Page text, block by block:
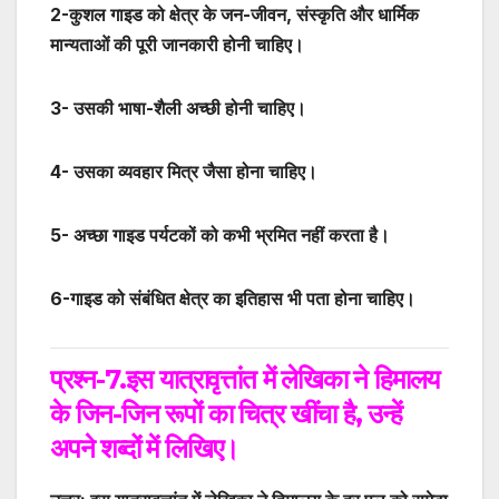
2-कुशल गाइड को क्षेत्र के जन-जीवन, संस्कृति और धार्मिक
मान्यताओं की पूरी जानकारी होनी चाहिए।
3- उसकी भाषा-शैली अच्छी होनी चाहिए।
4- उसका व्यवहार मित्र जैसा होना चाहिए।
5- अच्छा गाइड पर्यटकों को कभी भ्रमित नहीं करता है।
6-गाइड को संबंधित क्षेत्र का इतिहास भी पता होना चाहिए।
प्रश्न-7.इस यात्रावृत्तांत में लेखिका ने हिमालय
के जिन-जिन रूपों का चित्र खींचा है,उन्हें
अपने शब्दों में लिखिए।